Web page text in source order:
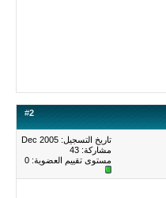
#2
تاريخ التسجيل: Dec 2005
مشاركة: 43
مستوى تقييم العضوية: 0